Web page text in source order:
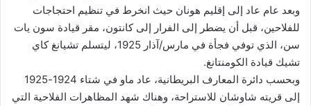
وبعد عام عاد إلى إقليم هونان حيث انخرط في تنظيم احتجاجات
للفلاحين، قبل أن يضطر إلى الفرار إلى كانتون، مقر قيادة سون يات
سن، الذي توفي فجأة في مارس/آذار 1925، ليتسلم تشيانغ كاي
تشيك قيادة الكومنتانغ.
وبحسب دائرة المعارف البريطانية، عاد ماو في شتاء 1924-1925
إلى قريته شاوشان للاستراحة، وهناك شهد المظاهرات الفلاحية التي